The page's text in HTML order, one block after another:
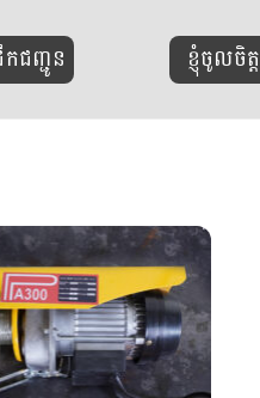
ជញ្ជូន ខ្ញុំចូលចិត្ត